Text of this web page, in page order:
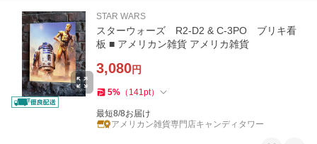
STAR WARS
スターウォーズ R2-D2 & C-3PO ブリキ看
板 ■ アメリカン雑貨 アメリカ雑貨
3,080円
5% （ 141pt）
最短8/8お届け
アメリカン雑貨専門店キャンディタワー